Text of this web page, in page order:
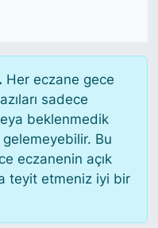
Her eczane gece
sadece
beklenmedik
Bu
eczanenin açık
teyit etmeniz iyi bir